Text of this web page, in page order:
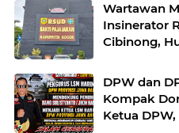
Wartawan
Insinerator
Cibinong,
DPW dan
Kompak
Ketua